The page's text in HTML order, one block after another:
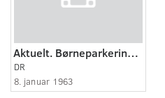
Aktuelt. Børneparkering i Esbjerg. Interview med Fru Jørgensen fra en Børneparkerin..
DR
8. januar 1963